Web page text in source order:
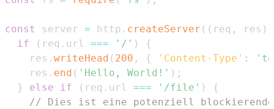
const server = http . createServer ( ( req , res )
if
( req . url === '/' )
{
    res
. writeHead ( 200 , { 'Content-Type' :
    res
. end ( 'Hello, World!' ) ;
}
else if ( req . url === '/file' )
{
// Dies ist eine potenziell blockierende